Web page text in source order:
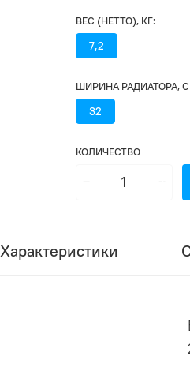
КОЛИЧЕСТВО
ВЕС (НЕТТО), КГ:
7,2
ШИРИНА РАДИАТОРА,
32
Характеристики